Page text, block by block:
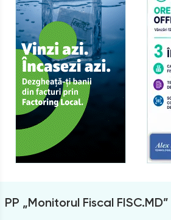
PP „Monitorul Fiscal FISC.MD”